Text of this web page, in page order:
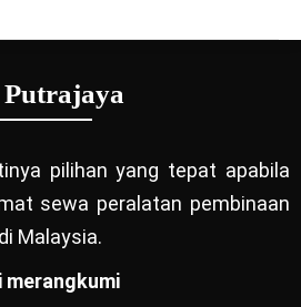
Putrajaya
pilihan yang tepat apabila
sewa peralatan pembinaan
Malaysia.
merangkumi